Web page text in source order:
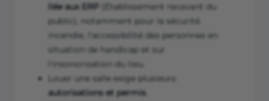
liée aux ERP (Établissement recevant du
public), notamment pour la sécurité
incendie, l'accessibilité des personnes en
situation de handicap et sur
l'insonorisation du lieu.
Louer une salle exige plusieurs
autorisations et permis.